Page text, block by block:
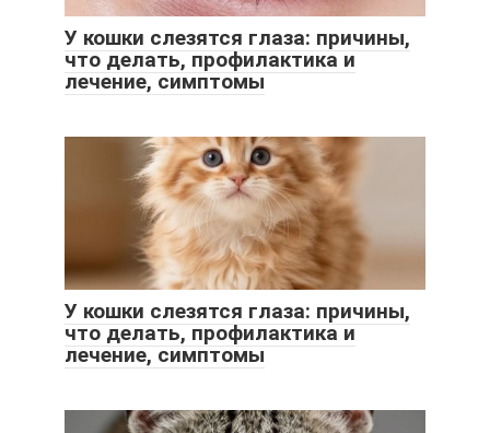
У кошки слезятся глаза: причины,
что делать, профилактика и
лечение, симптомы
У кошки слезятся глаза: причины,
что делать, профилактика и
лечение, симптомы